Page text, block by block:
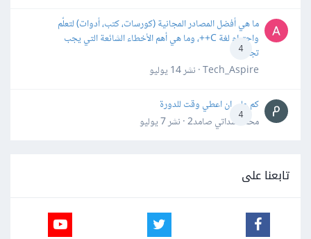
4
ما هي أفضل المصادر المجانية (كورسات، كتب، أدوات) لتعلّم
واحترام لغة C++، وما هي أهم الأخطاء الشائعة التي يجب
تجنبها؟
Tech_Aspire · نشر
14 يوليو
4
كم علي ان اعطي وقت للدورة
محمد سداتي صامد2 · نشر
7 يوليو
تابعنا على